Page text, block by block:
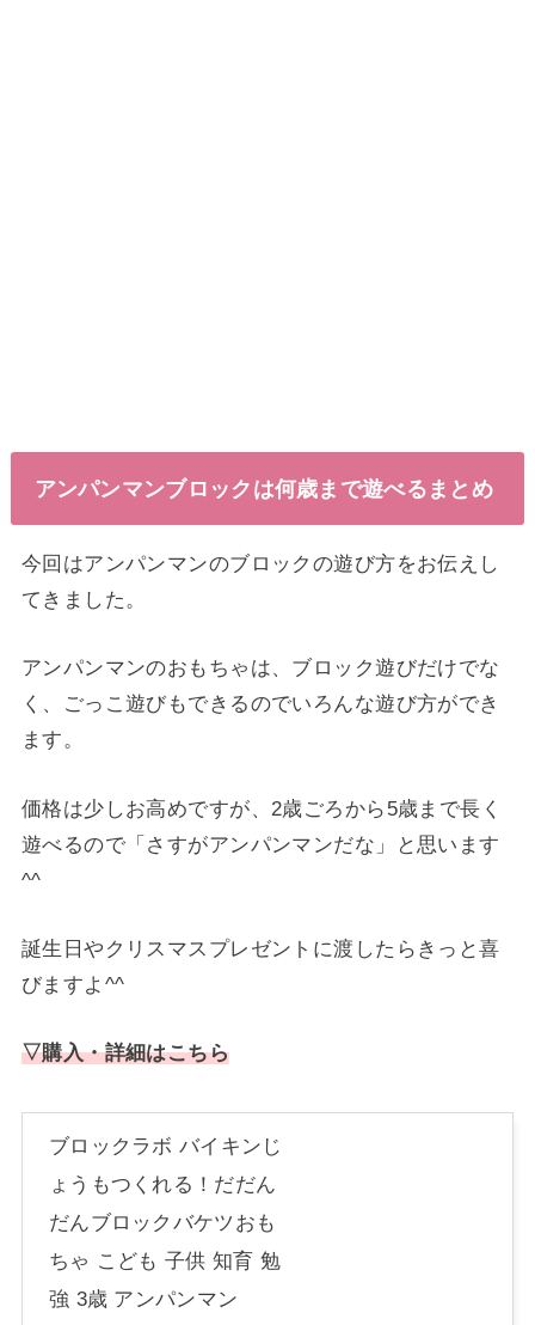
アンパンマンブロックは何歳まで遊べるまとめ
今回はアンパンマンのブロックの遊び方をお伝えし
てきました。
アンパンマンのおもちゃは、ブロック遊びだけでな
く、ごっこ遊びもできるのでいろんな遊び方ができ
ます。
価格は少しお高めですが、2歳ごろから5歳まで長く
遊べるので「さすがアンパンマンだな」と思います
^^
誕生日やクリスマスプレゼントに渡したらきっと喜
びますよ^^
▽購入・詳細はこちら
ブロックラボ バイキンじ
ょうもつくれる！だだん
だんブロックバケツおも
ちゃ こども 子供 知育 勉
強 3歳 アンパンマン